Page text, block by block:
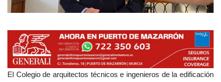
Vídeos
Galerías
Contacto
El Colegio de arquitectos técnicos e ingenieros de la edificación